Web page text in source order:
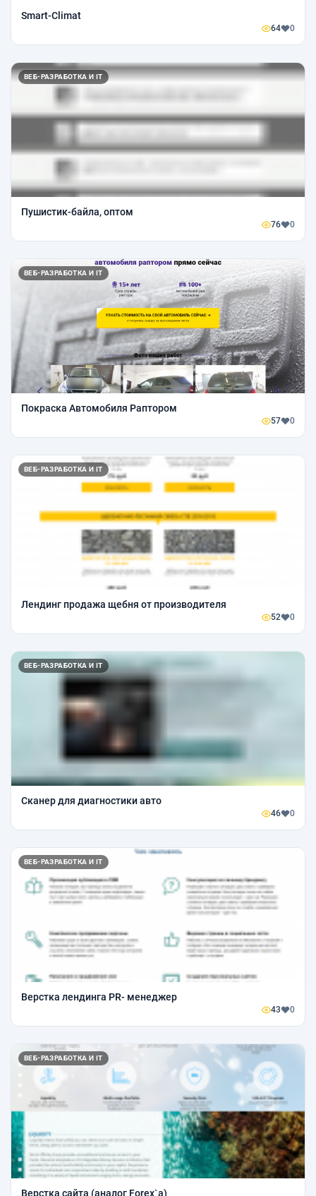
Smart-Climat
64 0
ВЕБ-РАЗРАБОТКА И IT
Пушистик-байла, оптом
76 0
ВЕБ-РАЗРАБОТКА И IT
Покраска Автомобиля Раптором
57 0
ВЕБ-РАЗРАБОТКА И IT
Лендинг продажа щебня от производителя
52 0
ВЕБ-РАЗРАБОТКА И IT
Сканер для диагностики авто
46 0
ВЕБ-РАЗРАБОТКА И IT
Верстка лендинга PR- менеджер
43 0
ВЕБ-РАЗРАБОТКА И IT
Верстка сайта (аналог Forex`a)